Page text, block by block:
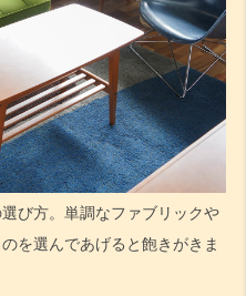
び方。単調なファブリックや
を選んであげると飽きがきま